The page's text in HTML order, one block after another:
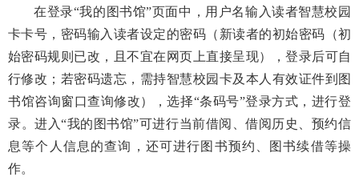
在登录“我的图书馆”页面中，用户名输入读者智慧校园
卡卡号，密码输入读者设定的密码（新读者的初始密码（初
始密码规则已改，且不宜在网页上直接呈现），登录后可自
行修改；若密码遗忘，需持智慧校园卡及本人有效证件到图
书馆咨询窗口查询修改），选择“条码号”登录方式，进行登
录。进入“我的图书馆”可进行当前借阅、借阅历史、预约信
息等个人信息的查询，还可进行图书预约、图书续借等操
作。